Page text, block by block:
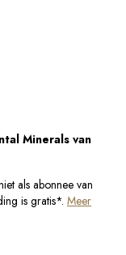
Minerals van
als abonnee van
is gratis*. Meer